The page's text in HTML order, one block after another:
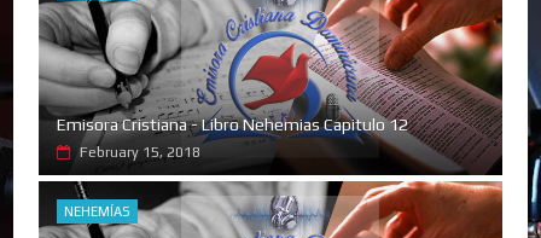
Emisora Cristiana - Libro Nehemias Capitulo 12
February 15, 2018
NEHEMÍAS